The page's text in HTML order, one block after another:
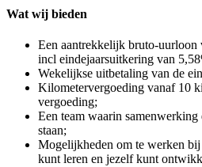
Wat wij bieden
Een aantrekkelijk bruto-uurloon
incl eindejaarsuitkering van
Wekelijkse uitbetaling van de
Kilometervergoeding vanaf 10
vergoeding;
Een team waarin
staan;
Mogelijkheden om te werken
kunt leren en jezelf kunt